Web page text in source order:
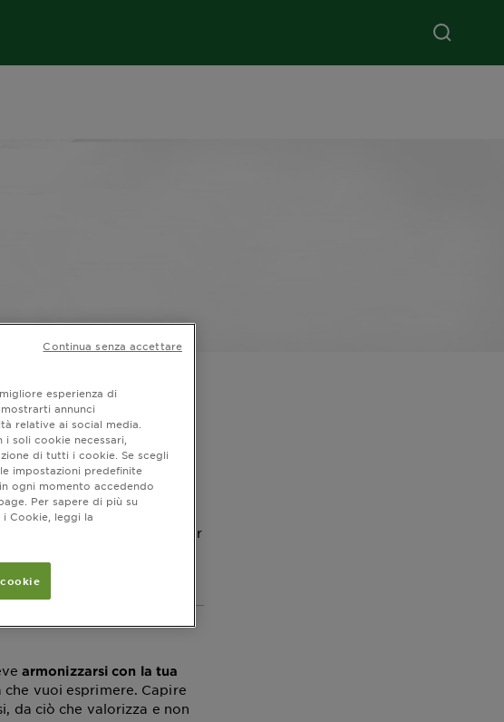
da
e la nostra guida step
di tempo: come per
passaggi giusti, che vi
armonizzarsi con la tua
vuoi esprimere. Capire
da ciò che valorizza e non
esperienza di
annunci
relative ai social media.
soli cookie necessari,
di tutti i cookie. Se scegli
impostazioni predefinite
ogni momento accedendo
Per sapere di più su
Cookie, leggi la
Continua senza accettare